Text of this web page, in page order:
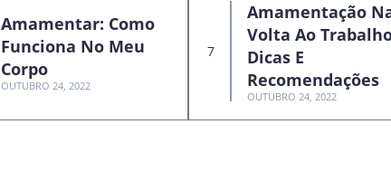
Amamentar: Como
Funciona No Meu
Corpo
OUTUBRO 24, 2022
Amamentação
Volta Ao
Dicas E
Recomendações
OUTUBRO 24, 2022